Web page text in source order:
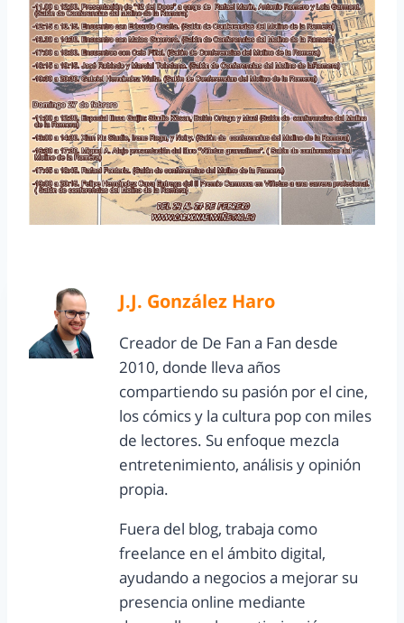
J.J. González Haro
Creador de De Fan a Fan desde
2010, donde lleva años
compartiendo su pasión por el cine,
los cómics y la cultura pop con miles
de lectores. Su enfoque mezcla
entretenimiento, análisis y opinión
propia.
Fuera del blog, trabaja como
freelance en el ámbito digital,
ayudando a negocios a mejorar su
presencia online mediante